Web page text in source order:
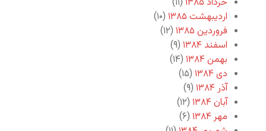
اردیبهشت ۱۳۸۵
(۱۰)
فروردین ۱۳۸۵
(۱۲)
اسفند ۱۳۸۴
(۹)
بهمن ۱۳۸۴
(۱۴)
دی ۱۳۸۴
(۱۵)
آذر ۱۳۸۴
(۹)
آبان ۱۳۸۴
(۱۲)
مهر ۱۳۸۴
(۶)